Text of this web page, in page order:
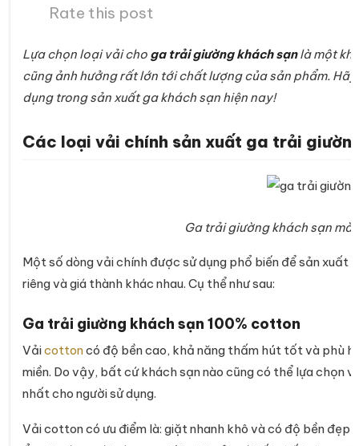
Rate this post
Lựa chọn loại vải cho ga trải giường khách sạnlà một
cũng ảnh hưởng rất lớn tới chất lượng của sản phẩm.
dụng trong sản xuất ga khách sạn hiện nay!
Các loại vải chính sản xuất ga trải
Ga trải giường khách sạn
Một số dòng vải chính được sử dụng phổ biến để sản xuất
riêng và giá thành khác nhau. Cụ thể như sau:
Ga trải giường khách sạn 100% cotton
Vảicottoncó độ bền cao, khả năng thấm hút tốt và phù
miền. Do vậy, bất cứ khách sạn nào cũng có thể lựa chọn
nhất cho người sử dụng.
Vải cotton có ưu điểm là: giặt nhanh khô và có độ bền đẹp